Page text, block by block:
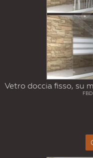
Vetro doccia fisso, su